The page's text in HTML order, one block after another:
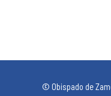
© Obispado de